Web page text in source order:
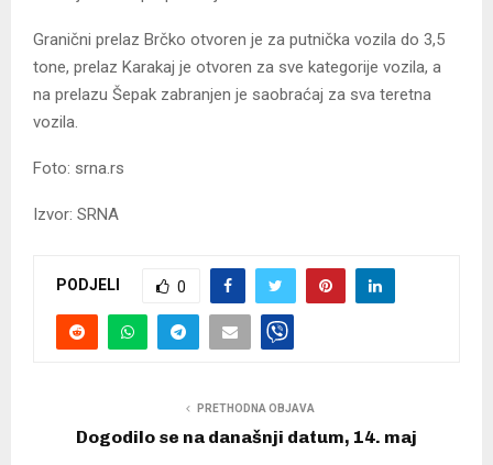
Granični prelaz Brčko otvoren je za putnička vozila do 3,5
tone, prelaz Karakaj je otvoren za sve kategorije vozila, a
na prelazu Šepak zabranjen je saobraćaj za sva teretna
vozila.
Foto: srna.rs
Izvor: SRNA
PODJELI 0
PRETHODNA OBJAVA
Dogodilo se na današnji datum, 14. maj